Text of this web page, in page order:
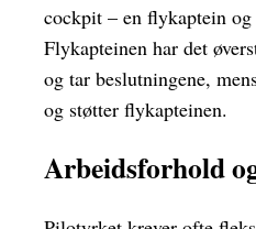
cockpit – en flykaptein og
Flykapteinen har det
og tar beslutningene,
og støtter flykapteinen.
Arbeidsforhold